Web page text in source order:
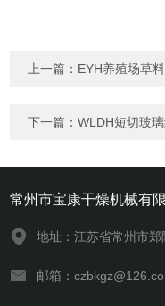
上一篇： EYH养殖场草
下一篇：WLDH短切玻
常州市宝康干燥机械有
地址：江苏省常州市
邮箱：